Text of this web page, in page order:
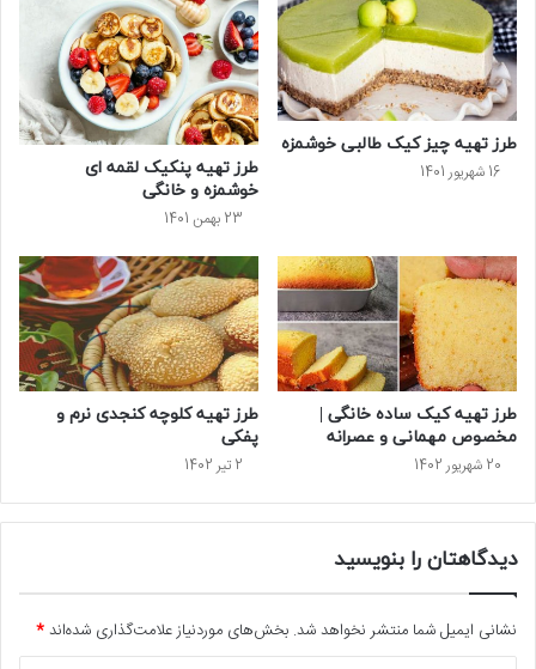
طرز تهیه چیز کیک طالبی خوشمزه
16 شهریور 1401
طرز تهیه پنکیک لقمه ای
خوشمزه و خانگی
23 بهمن 1401
طرز تهیه کیک ساده خانگی |
مخصوص مهمانی و عصرانه
20 شهریور 1402
طرز تهیه کلوچه کنجدی نرم و
پفکی
2 تیر 1402
دیدگاهتان را بنویسید
نشانی ایمیل شما منتشر نخواهد شد. بخش‌های موردنیاز علامت‌گذاری شده‌اند*